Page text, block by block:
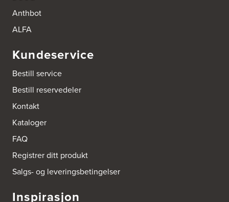
Anthbot
ALFA
Kundeservice
Bestill service
Bestill reservedeler
Kontakt
Kataloger
FAQ
Registrer ditt produkt
Salgs- og leveringsbetingelser
Inspirasjon